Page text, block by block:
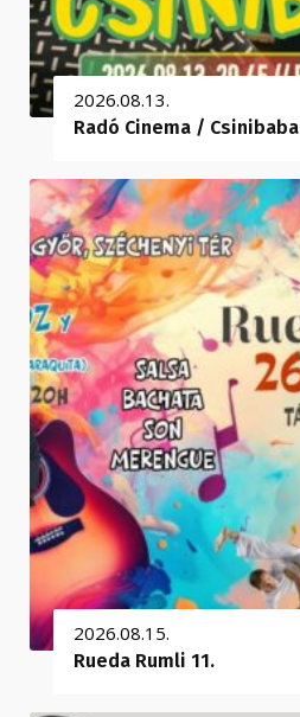
2026.08.13.
Radó Cinema / Csinibaba
2026.08.15.
Rueda Rumli 11.